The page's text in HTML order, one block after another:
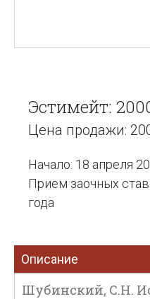
Эстимейт:
Цена продажи:
Начало: 18 апреля
Прием заочных
года
Описание
Шубинский, С.Н.